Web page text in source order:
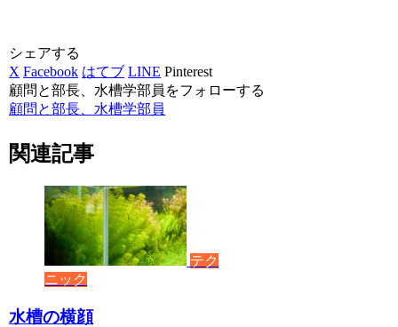
シェアする
X Facebook はてブ LINE Pinterest
顧問と部長、水槽学部員をフォローする
顧問と部長、水槽学部員
関連記事
テク
ニック
水槽の横顔